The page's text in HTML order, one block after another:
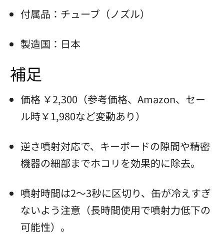
付属品：チューブ（ノズル）
製造国：日本
補足
価格 ￥2,300（参考価格、Amazon、セー
ル時￥1,980など変動あり）
逆さ噴射対応で、キーボードの隙間や精密
機器の細部までホコリを効果的に除去。
噴射時間は2～3秒に区切り、缶が冷えすぎ
ないよう注意（長時間使用で噴射力低下の
可能性）。